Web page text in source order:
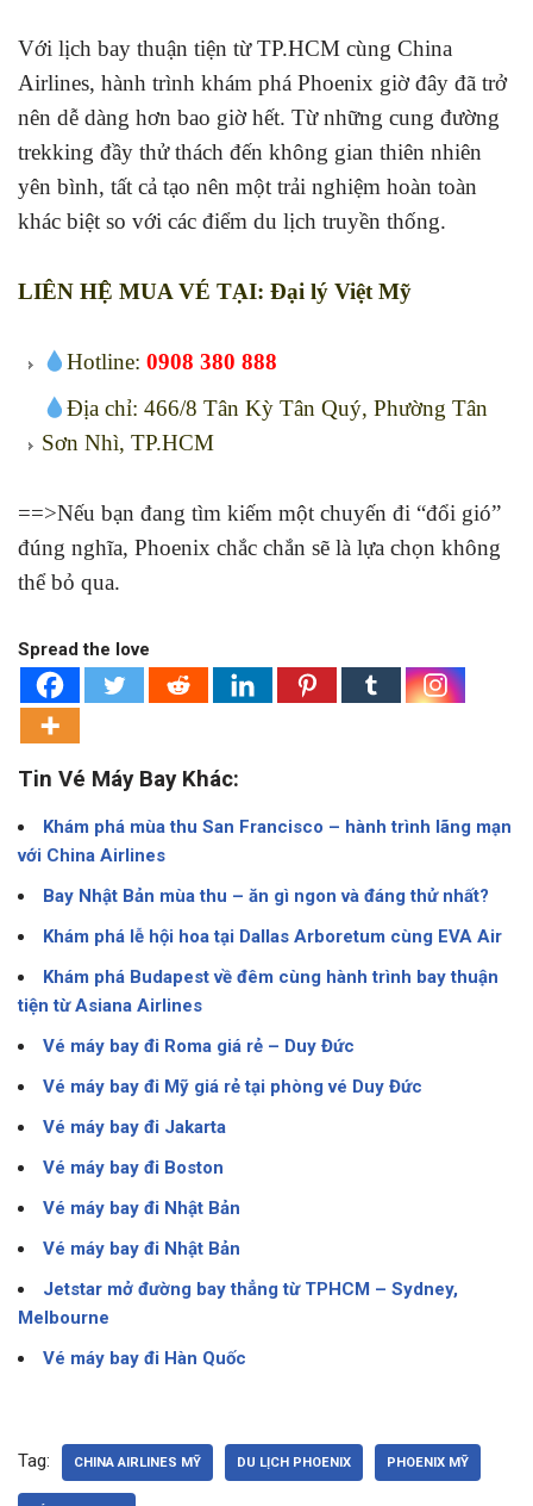
Với lịch bay thuận tiện từ TP.HCM cùng China
Airlines, hành trình khám phá Phoenix giờ đây đã trở
nên dễ dàng hơn bao giờ hết. Từ những cung đường
trekking đầy thử thách đến không gian thiên nhiên
yên bình, tất cả tạo nên một trải nghiệm hoàn toàn
khác biệt so với các điểm du lịch truyền thống.
LIÊN HỆ MUA VÉ TẠI: Đại lý Việt Mỹ
Hotline:0908 380 888
Địa chỉ: 466/8 Tân Kỳ Tân Quý, Phường Tân
Sơn Nhì, TP.HCM
==>Nếu bạn đang tìm kiếm một chuyến đi “đổi gió”
đúng nghĩa, Phoenix chắc chắn sẽ là lựa chọn không
thể bỏ qua.
Spread the love
Tin Vé Máy Bay Khác:
Khám phá mùa thu San Francisco – hành trình lãng mạn
với China Airlines
Bay Nhật Bản mùa thu – ăn gì ngon và đáng thử nhất?
Khám phá lễ hội hoa tại Dallas Arboretum cùng EVA Air
Khám phá Budapest về đêm cùng hành trình bay thuận
tiện từ Asiana Airlines
Vé máy bay đi Roma giá rẻ – Duy Đức
Vé máy bay đi Mỹ giá rẻ tại phòng vé Duy Đức
Vé máy bay đi Jakarta
Vé máy bay đi Boston
Vé máy bay đi Nhật Bản
Vé máy bay đi Nhật Bản
Jetstar mở đường bay thẳng từ TPHCM – Sydney,
Melbourne
Vé máy bay đi Hàn Quốc
Tag: CHINA AIRLINES MỸ DU LỊCH PHOENIX PHOENIX MỸ